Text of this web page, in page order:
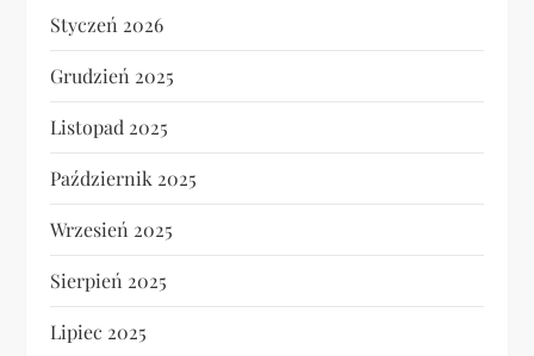
Styczeń 2026
Grudzień 2025
Listopad 2025
Październik 2025
Wrzesień 2025
Sierpień 2025
Lipiec 2025